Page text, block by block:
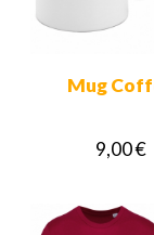
Mug
9,00 €